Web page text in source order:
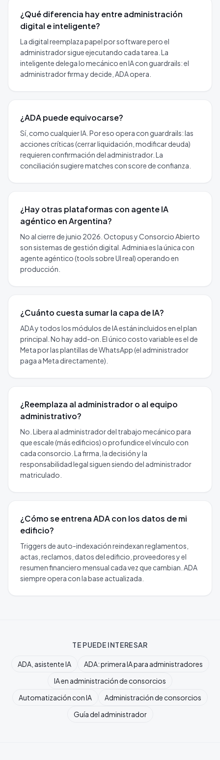
¿Qué diferencia hay entre administración
digital e inteligente?
La digital reemplaza papel por software pero el
administrador sigue ejecutando cada tarea. La
inteligente delega lo mecánico en IA con guardrails: el
administrador firma y decide, ADA opera.
¿ADA puede equivocarse?
Sí, como cualquier IA. Por eso opera con guardrails: las
acciones críticas (cerrar liquidación, modificar deuda)
requieren confirmación del administrador. La
conciliación sugiere matches con score de confianza.
¿Hay otras plataformas con agente IA
agéntico en Argentina?
No al cierre de junio 2026. Octopus y Consorcio Abierto
son sistemas de gestión digital. Adminia es la única con
agente agéntico (tools sobre UI real) operando en
producción.
¿Cuánto cuesta sumar la capa de IA?
ADA y todos los módulos de IA están incluidos en el plan
principal. No hay add-on. El único costo variable es el de
Meta por las plantillas de WhatsApp (el administrador
paga a Meta directamente).
¿Reemplaza al administrador o al equipo
administrativo?
No. Libera al administrador del trabajo mecánico para
que escale (más edificios) o profundice el vínculo con
cada consorcio. La firma, la decisión y la
responsabilidad legal siguen siendo del administrador
matriculado.
¿Cómo se entrena ADA con los datos de mi
edificio?
Triggers de auto-indexación reindexan reglamentos,
actas, reclamos, datos del edificio, proveedores y el
resumen financiero mensual cada vez que cambian. ADA
siempre opera con la base actualizada.
TE PUEDE INTERESAR
ADA, asistente IA
ADA: primera IA para administradores
IA en administración de consorcios
Automatización con IA
Administración de consorcios
Guía del administrador